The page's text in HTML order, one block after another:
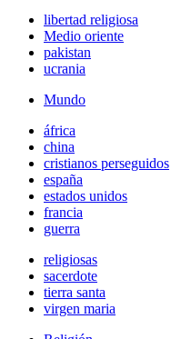
libertad religiosa
Medio oriente
pakistan
ucrania
Mundo
áfrica
china
cristianos perseguidos
españa
estados unidos
francia
guerra
religiosas
sacerdote
tierra santa
virgen maria